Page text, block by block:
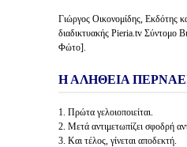
Γιώργος Οικονομίδης, Εκδότης
διαδικτυακής Pieria.tv Σύντομο
Φώτο].
Η ΑΛΗΘΕΙΑ
1. Πρώτα γελοιοποιείται.
2. Μετά αντιμετωπίζει σφοδρή
3. Και τέλος, γίνεται αποδεκτή.